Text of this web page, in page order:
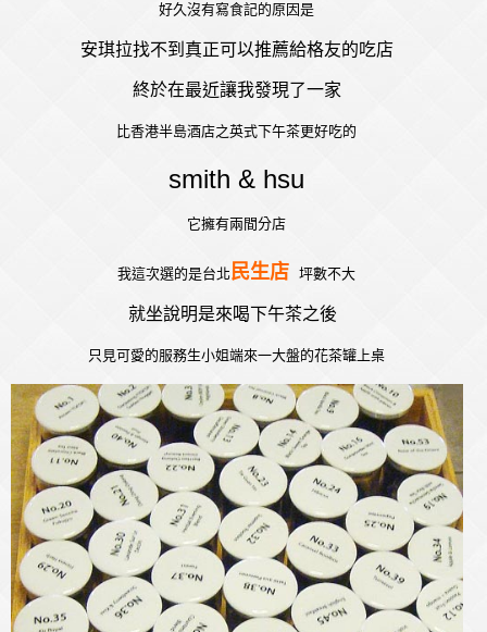
好久沒有寫食記的原因是
安琪拉找不到真正可以推薦給格友的吃店
終於在最近讓我發現了一家
比香港半島酒店之英式下午茶更好吃的
smith & hsu
它擁有兩間分店
我這次選的是台北民生店 坪數不大
就坐說明是來喝下午茶之後
只見可愛的服務生小姐端來一大盤的花茶罐上桌